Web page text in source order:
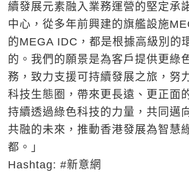
續發展元素融入業務運營的堅定承
中心，從多年前興建的旗艦設施
的MEGA IDC，都是根據高級別的
的。我們的願景是為客戶提供更綠
務，致力支援可持續發展之旅，努
科技生態圈，帶來更長遠、更正面
持續透過綠色科技的力量，共同邁
共融的未來，推動香港發展為智慧
都。」
Hashtag: #新意網